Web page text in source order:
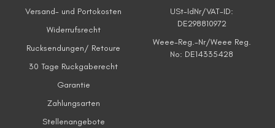
Versand- und Portokosten
Widerrufsrecht
Rucksendungen/ Retoure
30 Tage Ruckgaberecht
Garantie
Zahlungsarten
Stellenangebote
USt-IdNr/VAT-ID:
DE298810972
Weee-Reg.-Nr/Weee Reg.
No: DE14335428